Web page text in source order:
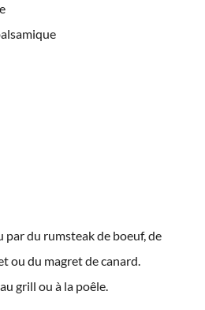
par du rumsteak de boeuf, de
ou du magret de canard.
grill ou à la poêle.